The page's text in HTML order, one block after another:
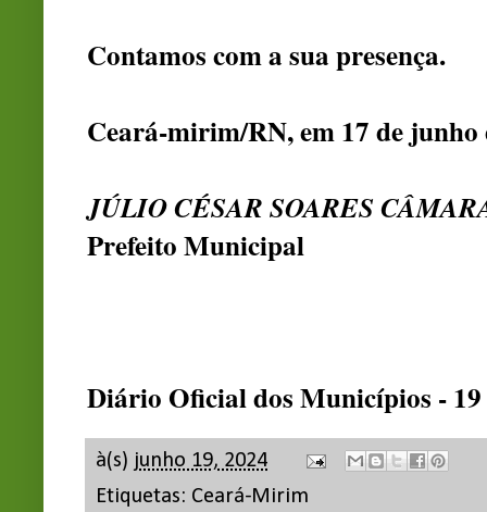
Contamos com a sua presença.
Ceará-mirim/RN, em 17 de junho
JÚLIO CÉSAR SOARES
Prefeito Municipal
Diário Oficial dos Municípios - 19
à(s) junho 19, 2024
Etiquetas: Ceará-Mirim